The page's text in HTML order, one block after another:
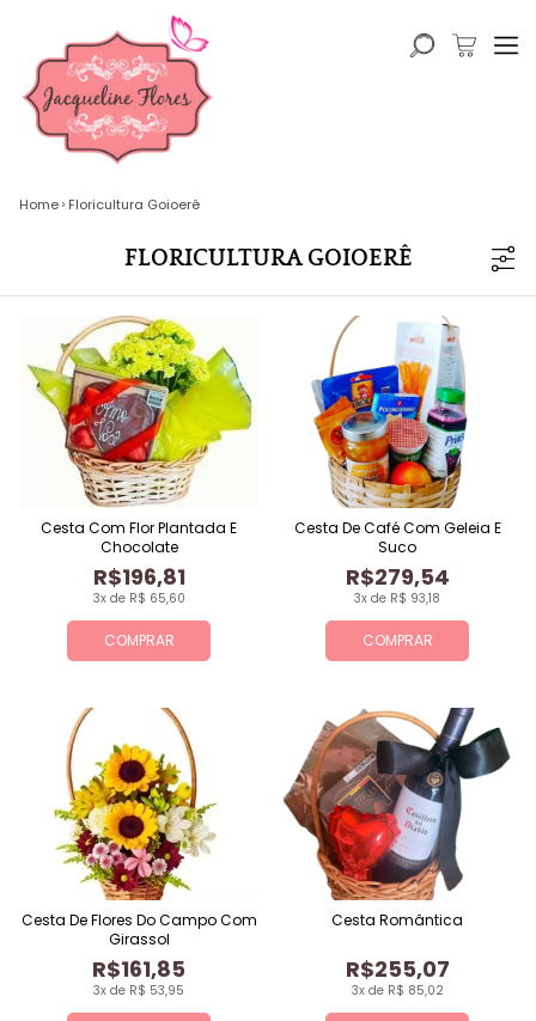
Home Floricultura Goioerê
FLORICULTURA GOIOERÊ
COMPRAR
3x de R$ 65,60
R$196,81
Cesta Com Flor Plantada E
Chocolate
COMPRAR
3x de R$ 93,18
R$279,54
Cesta De Café Com Geleia E
Suco
3x de R$ 53,95
R$161,85
Cesta De Flores Do Campo Com
Girassol
3x de R$ 85,02
R$255,07
Cesta Romântica